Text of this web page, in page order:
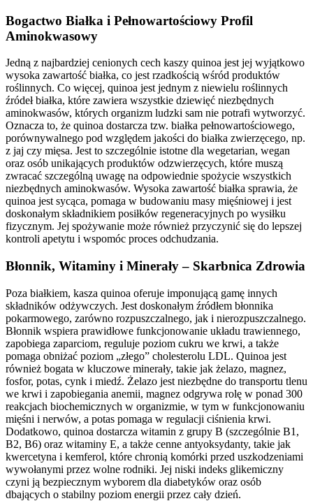
Bogactwo Białka i Pełnowartościowy Profil
Aminokwasowy
Jedną z najbardziej cenionych cech kaszy quinoa jest jej wyjątkowo
wysoka zawartość białka, co jest rzadkością wśród produktów
roślinnych. Co więcej, quinoa jest jednym z niewielu roślinnych
źródeł białka, które zawiera wszystkie dziewięć niezbędnych
aminokwasów, których organizm ludzki sam nie potrafi wytworzyć.
Oznacza to, że quinoa dostarcza tzw. białka pełnowartościowego,
porównywalnego pod względem jakości do białka zwierzęcego, np.
z jaj czy mięsa. Jest to szczególnie istotne dla wegetarian, wegan
oraz osób unikających produktów odzwierzęcych, które muszą
zwracać szczególną uwagę na odpowiednie spożycie wszystkich
niezbędnych aminokwasów. Wysoka zawartość białka sprawia, że
quinoa jest sycąca, pomaga w budowaniu masy mięśniowej i jest
doskonałym składnikiem posiłków regeneracyjnych po wysiłku
fizycznym. Jej spożywanie może również przyczynić się do lepszej
kontroli apetytu i wspomóc proces odchudzania.
Błonnik, Witaminy i Minerały – Skarbnica Zdrowia
Poza białkiem, kasza quinoa oferuje imponującą gamę innych
składników odżywczych. Jest doskonałym źródłem błonnika
pokarmowego, zarówno rozpuszczalnego, jak i nierozpuszczalnego.
Błonnik wspiera prawidłowe funkcjonowanie układu trawiennego,
zapobiega zaparciom, reguluje poziom cukru we krwi, a także
pomaga obniżać poziom „złego” cholesterolu LDL. Quinoa jest
również bogata w kluczowe minerały, takie jak żelazo, magnez,
fosfor, potas, cynk i miedź. Żelazo jest niezbędne do transportu tlenu
we krwi i zapobiegania anemii, magnez odgrywa rolę w ponad 300
reakcjach biochemicznych w organizmie, w tym w funkcjonowaniu
mięśni i nerwów, a potas pomaga w regulacji ciśnienia krwi.
Dodatkowo, quinoa dostarcza witamin z grupy B (szczególnie B1,
B2, B6) oraz witaminy E, a także cenne antyoksydanty, takie jak
kwercetyna i kemferol, które chronią komórki przed uszkodzeniami
wywołanymi przez wolne rodniki. Jej niski indeks glikemiczny
czyni ją bezpiecznym wyborem dla diabetyków oraz osób
dbających o stabilny poziom energii przez cały dzień.